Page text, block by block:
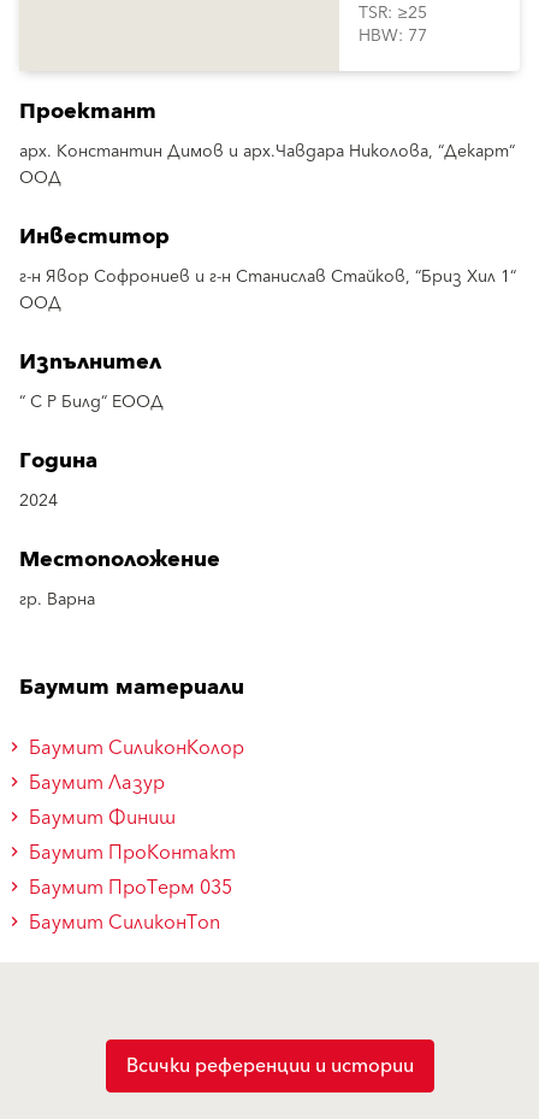
TSR: ≥25
HBW: 77
Проектант
арх. Константин Димов и арх.Чавдара Николова, “Декарт“
ООД
Инвеститор
г-н Явор Софрониев и г-н Станислав Стайков, “Бриз Хил 1“
ООД
Изпълнител
“ С Р Билд“ ЕООД
Година
2024
Местоположение
гр. Варна
Баумит материали
Баумит СиликонКолор
Баумит Лазур
Баумит Финиш
Баумит ПроКонтакт
Баумит ПроТерм 035
Баумит СиликонТоп
Всички референции и истории